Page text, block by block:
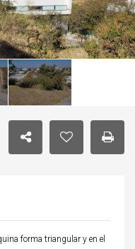
forma triangular y en el